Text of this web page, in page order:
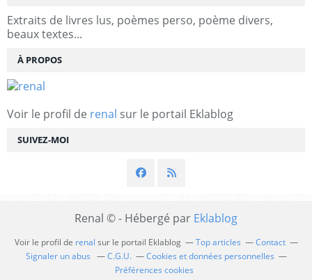
SUIVEZ-MOI
Extraits de livres lus, poèmes perso, poème divers,
beaux textes...
À PROPOS
Voir le profil de renal sur le portail Eklablog
Renal © - Hébergé par Eklablog
Voir le profil de renal sur le portail Eklablog Top articles
Contact
Signaler un abus
C.G.U.
Cookies et données personnelles
Préférences cookies